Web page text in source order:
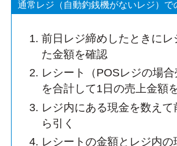
通常レジ（自動釣銭機がないレジ）で
前日レジ締めしたときにレ
た金額を確認
レシート（POSレジの場合
を合計して1日の売上金額
レジ内にある現金を数え
ら引く
レシートの金額とレジ内の